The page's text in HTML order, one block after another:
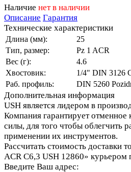
Наличие нет в наличии
Описание Гарантия
Технические характеристики
Длина (мм):
25
Тип, размер:
Pz 1 ACR
Вес (г):
4.6
Хвостовик:
1/4" DIN 3126
Раб. профиль:
DIN 5260
Дополнительная информация
USH является лидером в
Компания гарантирует отменное
силы, для того чтобы облегчить
применении их инструментов.
Рассчитать стоимость доставки
ACR С6,3 USH 12860»
Введите Ваш адрес: